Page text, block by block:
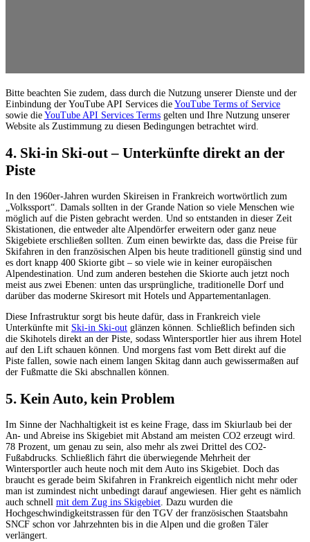
Bitte beachten Sie zudem, dass durch die Nutzung unserer Dienste und der
Einbindung der YouTube API Services die YouTube Terms of Service
sowie die YouTube API Services Terms gelten und Ihre Nutzung unserer
Website als Zustimmung zu diesen Bedingungen betrachtet wird.
4. Ski-in Ski-out – Unterkünfte direkt an der
Piste
In den 1960er-Jahren wurden Skireisen in Frankreich wortwörtlich zum
„Volkssport“. Damals sollten in der Grande Nation so viele Menschen wie
möglich auf die Pisten gebracht werden. Und so entstanden in dieser Zeit
Skistationen, die entweder alte Alpendörfer erweitern oder ganz neue
Skigebiete erschließen sollten. Zum einen bewirkte das, dass die Preise für
Skifahren in den französischen Alpen bis heute traditionell günstig sind und
es dort knapp 400 Skiorte gibt – so viele wie in keiner europäischen
Alpendestination. Und zum anderen bestehen die Skiorte auch jetzt noch
meist aus zwei Ebenen: unten das ursprüngliche, traditionelle Dorf und
darüber das moderne Skiresort mit Hotels und Appartementanlagen.
Diese Infrastruktur sorgt bis heute dafür, dass in Frankreich viele
Unterkünfte mit Ski-in Ski-out glänzen können. Schließlich befinden sich
die Skihotels direkt an der Piste, sodass Wintersportler hier aus ihrem Hotel
auf den Lift schauen können. Und morgens fast vom Bett direkt auf die
Piste fallen, sowie nach einem langen Skitag dann auch gewissermaßen auf
der Fußmatte die Ski abschnallen können.
5. Kein Auto, kein Problem
Im Sinne der Nachhaltigkeit ist es keine Frage, dass im Skiurlaub bei der
An- und Abreise ins Skigebiet mit Abstand am meisten CO2 erzeugt wird.
78 Prozent, um genau zu sein, also mehr als zwei Drittel des CO2-
Fußabdrucks. Schließlich fährt die überwiegende Mehrheit der
Wintersportler auch heute noch mit dem Auto ins Skigebiet. Doch das
braucht es gerade beim Skifahren in Frankreich eigentlich nicht mehr oder
man ist zumindest nicht unbedingt darauf angewiesen. Hier geht es nämlich
auch schnell mit dem Zug ins Skigebiet. Dazu wurden die
Hochgeschwindigkeitstrassen für den TGV der französischen Staatsbahn
SNCF schon vor Jahrzehnten bis in die Alpen und die großen Täler
verlängert.